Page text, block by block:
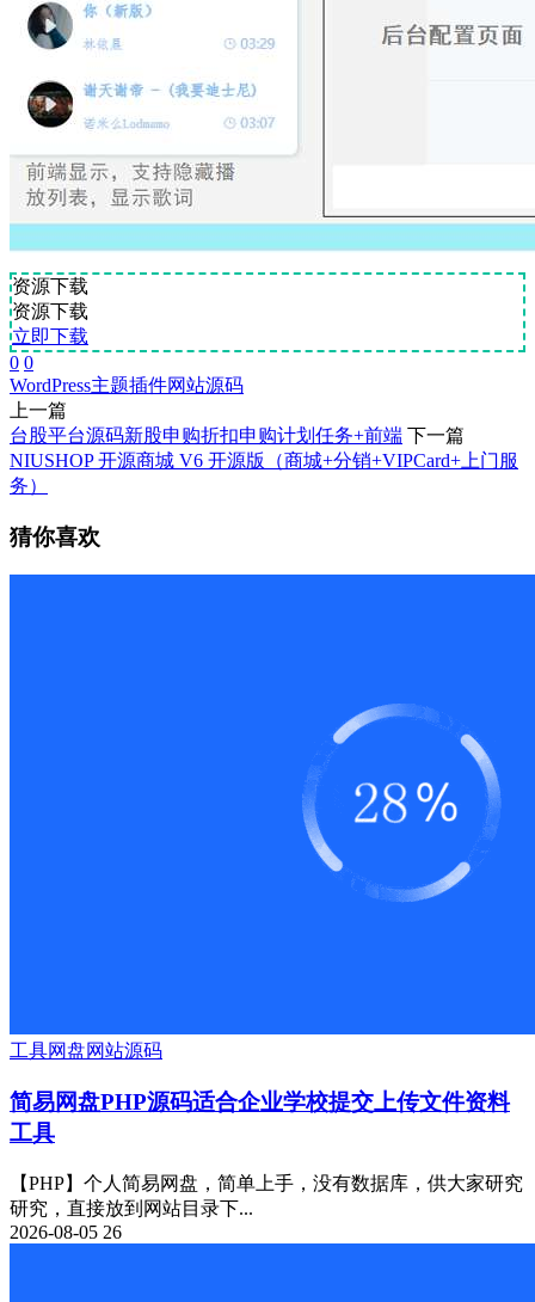
资源下载
资源下载
立即下载
0 0
WordPress主题插件网站源码
上一篇
台股平台源码新股申购折扣申购计划任务+前端 下一篇
NIUSHOP 开源商城 V6 开源版（商城+分销+VIPCard+上门服
务）
猜你喜欢
工具网盘网站源码
简易网盘PHP源码适合企业学校提交上传文件资料
工具
【PHP】个人简易网盘，简单上手，没有数据库，供大家研究
研究，直接放到网站目录下...
2026-08-05 26